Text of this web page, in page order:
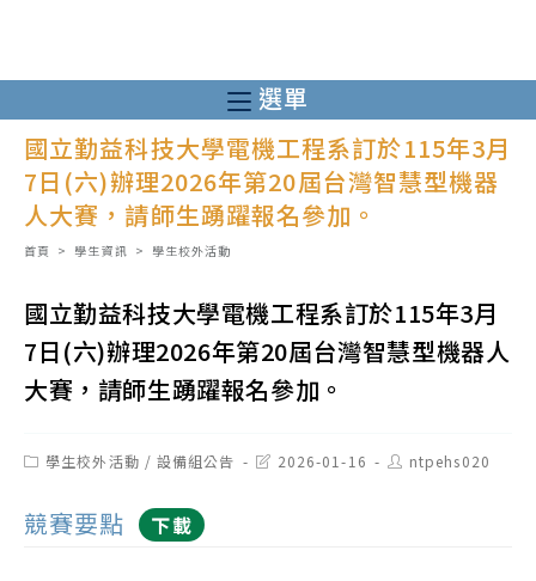
至
主
選單
國立勤益科技大學電機工程系訂於115年3月
7日(六)辦理2026年第20屆台灣智慧型機器
人大賽，請師生踴躍報名參加。
首頁 > 學生資訊 > 學生校外活動
國立勤益科技大學電機工程系訂於115年3月
7日(六)辦理2026年第20屆台灣智慧型機器人
大賽，請師生踴躍報名參加。
Post學生校外活動 / 設備組公告
Post2026-01-16
Post
author:
ntpehs020
競賽要點 下載